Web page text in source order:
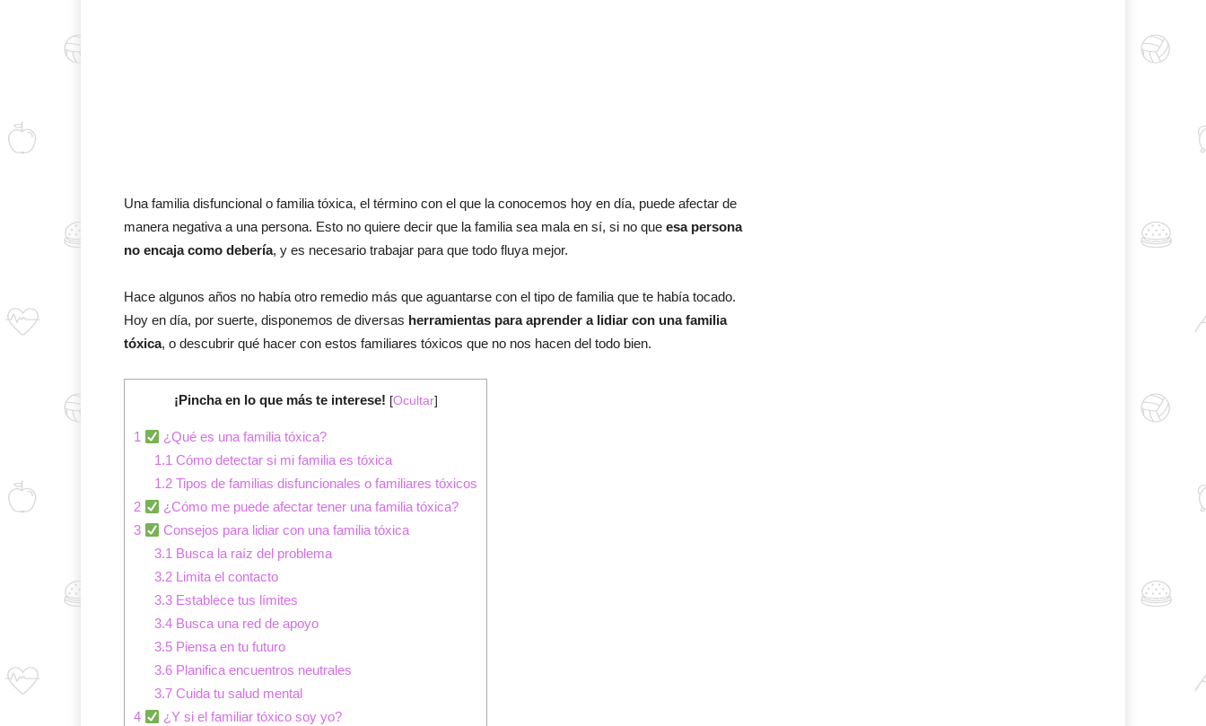
Una familia disfuncional o familia tóxica, el término con el que la conocemos hoy en día, puede afectar de
manera negativa a una persona. Esto no quiere decir que la familia sea mala en sí, si no que esa persona
no encaja como debería, y es necesario trabajar para que todo fluya mejor.
Hace algunos años no había otro remedio más que aguantarse con el tipo de familia que te había tocado.
Hoy en día, por suerte, disponemos de diversas herramientas para aprender a lidiar con una familia
tóxica, o descubrir qué hacer con estos familiares tóxicos que no nos hacen del todo bien.
¡Pincha en lo que más te interese! [Ocultar]
1
¿Qué es una familia tóxica?
1.1 Cómo detectar si mi familia es tóxica
1.2Tipos de familias disfuncionales o familiares tóxicos
2
¿Cómo me puede afectar tener una familia tóxica?
3
Consejos para lidiar con una familia tóxica
3.1 Busca la raíz del problema
3.2Limita el contacto
3.3Establece tus límites
3.4Busca una red de apoyo
3.5Piensa en tu futuro
3.6Planifica encuentros neutrales
3.7Cuida tu salud mental
4
¿Y si el familiar tóxico soy yo?